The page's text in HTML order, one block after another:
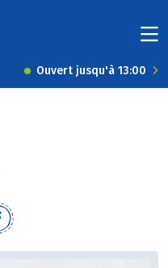
Ouvert jusqu'à 13:00